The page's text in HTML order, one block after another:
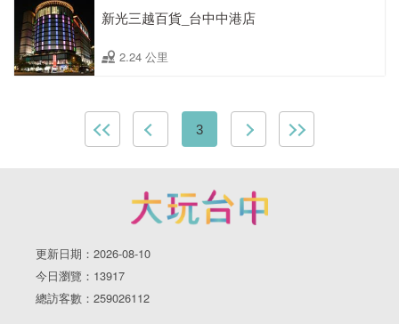
新光三越百貨_台中中港店
2.24 公里
3
更新日期：2026-08-10
今日瀏覽：13917
總訪客數：259026112